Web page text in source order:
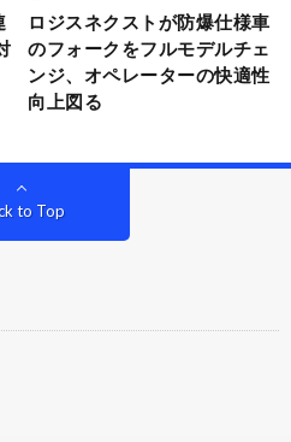
ロジスネクストが防爆仕様車
のフォークをフルモデルチェ
ンジ、オペレーターの快適性
向上図る
to Top